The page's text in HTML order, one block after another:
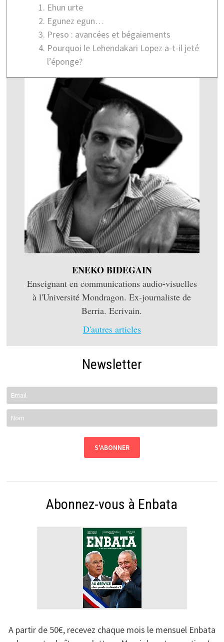
Ehun urte
Egunez egun…
Preso : avancées et bégaiements
Pourquoi le Lehendakari Lopez a-t-il jeté
l’éponge?
ENEKO BIDEGAIN
Enseignant en communications audio-visuelles
à l'Université Mondragon. Ex-journaliste de
Berria. Ecrivain.
D'autres articles
Newsletter
Abonnez-vous à Enbata
A partir de 50€, recevez chaque mois le mensuel Enbata